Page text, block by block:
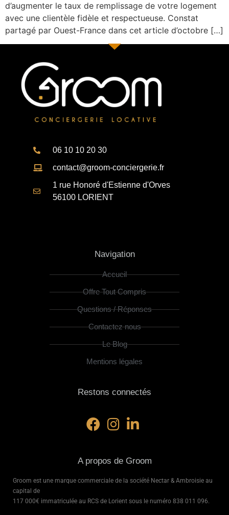
d’augmenter le taux de remplissage de votre logement
avec une clientèle fidèle et respectueuse. Constat
partagé par Ouest-France dans cet article d’octobre […]
06 10 10 20 30
contact@groom-conciergerie.fr
1 rue Honoré d'Estienne d'Orves
56100 LORIENT
Navigation
Accueil
Offre Tout Compris
Questions / Réponses
Contactez nous
Le Blog
Mentions légales
Restons connectés
A propos de Groom
Groom est une marque commerciale de la société Nectar & Ambroisie au
capital de
117 000€ immatriculée au RCS de Lorient sous le numéro 838 011 096.